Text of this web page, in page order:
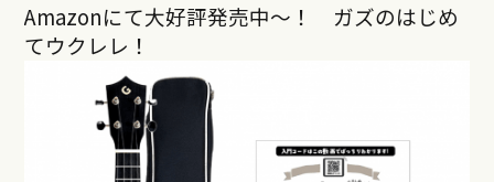
Amazonにて大好評発売中〜！ ガズのはじめ
てウクレレ！